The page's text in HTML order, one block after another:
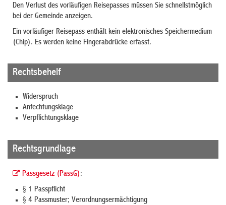
Den Verlust des vorläufigen Reisepasses müssen Sie schnellstmöglich
bei der Gemeinde anzeigen.
Ein vorläufiger Reisepass enthält kein elektronisches Speichermedium
(Chip). Es werden keine Fingerabdrücke erfasst.
Rechtsbehelf
Widerspruch
Anfechtungsklage
Verpflichtungsklage
Rechtsgrundlage
Passgesetz (PassG):
§ 1 Passpflicht
§ 4 Passmuster; Verordnungsermächtigung